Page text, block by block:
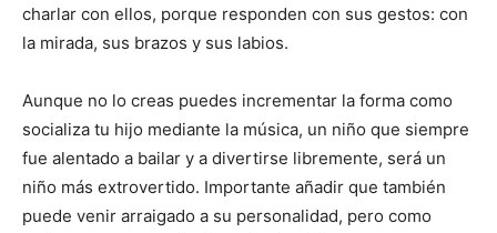
charlar con ellos, porque responden con sus gestos: con
la mirada, sus brazos y sus labios.
Aunque no lo creas puedes incrementar la forma como
socializa tu hijo mediante la música, un niño que siempre
fue alentado a bailar y a divertirse libremente, será un
niño más extrovertido. Importante añadir que también
puede venir arraigado a su personalidad, pero como